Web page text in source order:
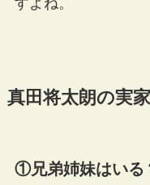
すよね。
真田将太朗の実
①兄弟姉妹はいる